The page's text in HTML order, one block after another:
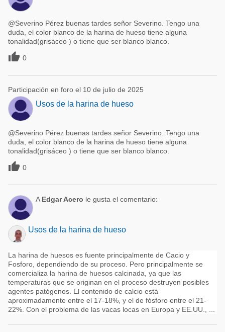
@Severino Pérez buenas tardes señor Severino. Tengo una
duda, el color blanco de la harina de hueso tiene alguna
tonalidad(grisáceo ) o tiene que ser blanco blanco.
 0
Participación en foro el 10 de julio de 2025
Usos de la harina de hueso
@Severino Pérez buenas tardes señor Severino. Tengo una
duda, el color blanco de la harina de hueso tiene alguna
tonalidad(grisáceo ) o tiene que ser blanco blanco.
 0
A Edgar Acero le gusta el comentario:
Usos de la harina de hueso
La harina de huesos es fuente principalmente de Cacio y
Fosforo, dependiendo de su proceso. Pero principalmente se
comercializa la harina de huesos calcinada, ya que las
temperaturas que se originan en el proceso destruyen posibles
agentes patógenos. El contenido de calcio está
aproximadamente entre el 17-18%, y el de fósforo entre el 21-
22%. Con el problema de las vacas locas en Europa y EE.UU., ...